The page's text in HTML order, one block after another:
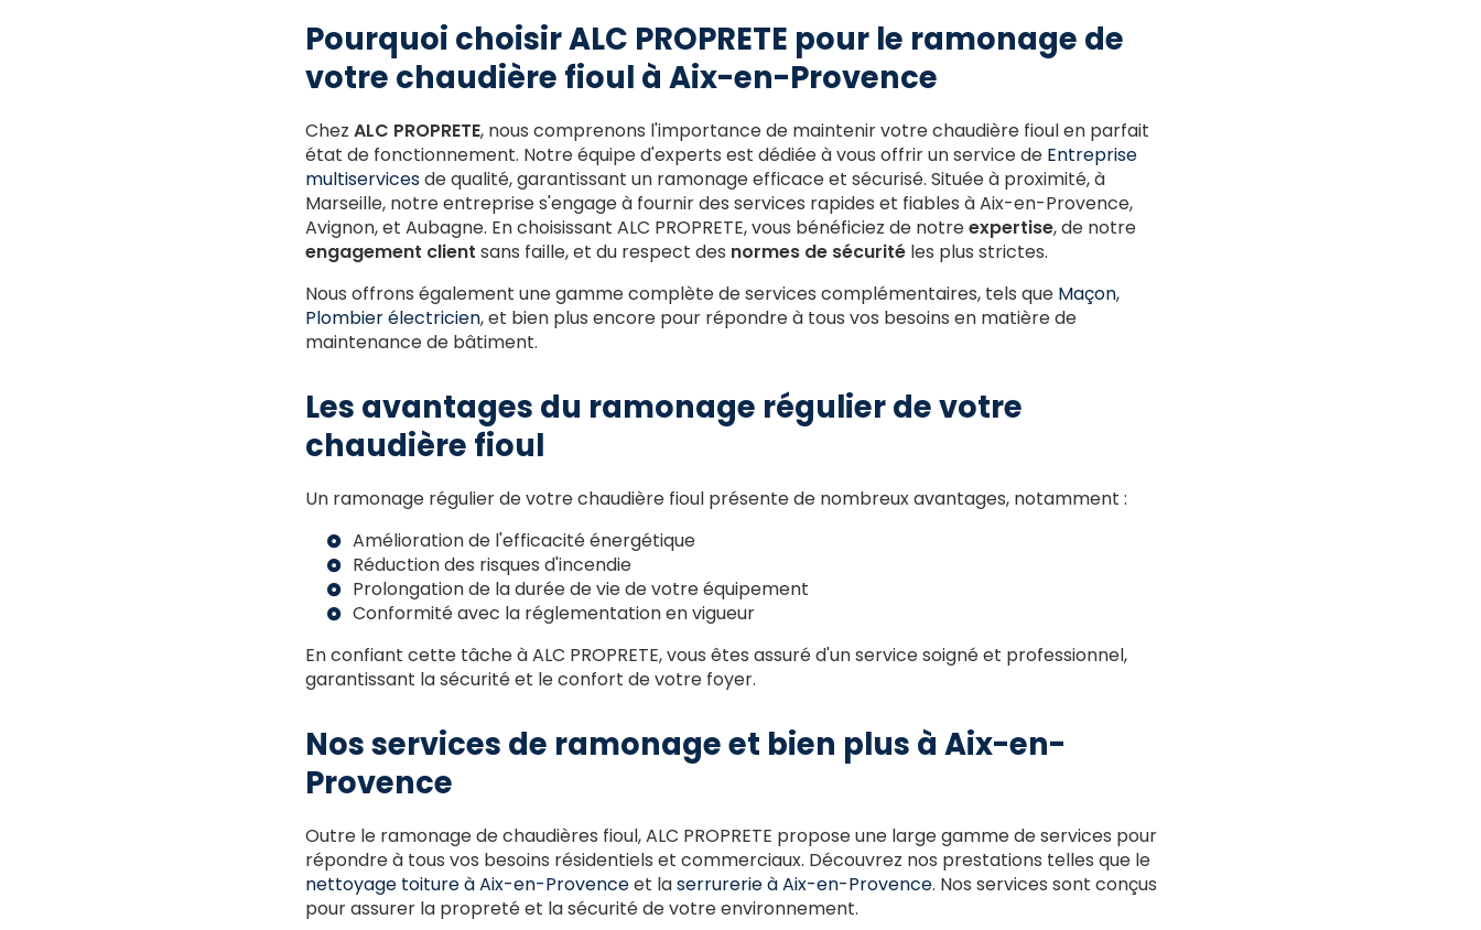
Pourquoi choisir ALC PROPRETE pour le ramonage de
votre chaudière fioul à Aix-en-Provence
Chez ALC PROPRETE, nous comprenons l'importance de maintenir votre chaudière fioul en parfait
état de fonctionnement. Notre équipe d'experts est dédiée à vous offrir un service de Entreprise
multiservicesde qualité, garantissant un ramonage efficace et sécurisé. Située à proximité, à
Marseille, notre entreprise s'engage à fournir des services rapides et fiables à Aix-en-Provence,
Avignon, et Aubagne. En choisissant ALC PROPRETE, vous bénéficiez de notreexpertise, de notre
engagement client sans faille, et du respect des normes de sécurité les plus strictes.
Nous offrons également une gamme complète de services complémentaires, tels que Maçon,
Plombier électricien, et bien plus encore pour répondre à tous vos besoins en matière de
maintenance de bâtiment.
Les avantages du ramonage régulier de votre
chaudière fioul
Un ramonage régulier de votre chaudière fioul présente de nombreux avantages, notamment :
Amélioration de l'efficacité énergétique
Réduction des risques d'incendie
Prolongation de la durée de vie de votre équipement
Conformité avec la réglementation en vigueur
En confiant cette tâche à ALC PROPRETE, vous êtes assuré d'un service soigné et professionnel,
garantissant la sécurité et le confort de votre foyer.
Nos services de ramonage et bien plus à Aix-en-
Provence
Outre le ramonage de chaudières fioul, ALC PROPRETE propose une large gamme de services pour
répondre à tous vos besoins résidentiels et commerciaux. Découvrez nos prestations telles que le
nettoyage toiture à Aix-en-Provenceet laserrurerie à Aix-en-Provence. Nos services sont conçus
pour assurer la propreté et la sécurité de votre environnement.